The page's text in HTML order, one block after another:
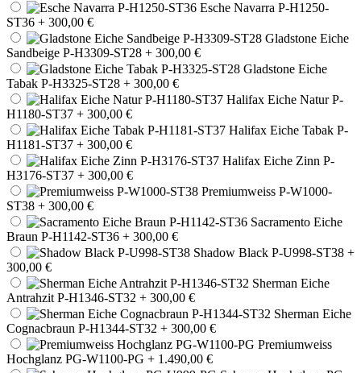
Esche Navarra P-H1250-
ST36 + 300,00 €
Gladstone Eiche
Sandbeige P-H3309-ST28 + 300,00 €
Gladstone Eiche
Tabak P-H3325-ST28 + 300,00 €
Halifax Eiche Natur P-
H1180-ST37 + 300,00 €
Halifax Eiche Tabak P-
H1181-ST37 + 300,00 €
Halifax Eiche Zinn P-
H3176-ST37 + 300,00 €
Premiumweiss P-W1000-
ST38 + 300,00 €
Sacramento Eiche
Braun P-H1142-ST36 + 300,00 €
Shadow Black P-U998-ST38 +
300,00 €
Sherman Eiche
Antrahzit P-H1346-ST32 + 300,00 €
Sherman Eiche
Cognacbraun P-H1344-ST32 + 300,00 €
Premiumweiss
Hochglanz PG-W1100-PG + 1.490,00 €